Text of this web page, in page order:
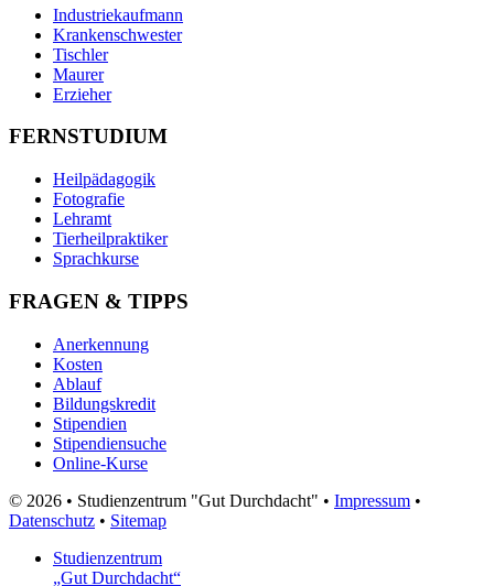
Industriekaufmann
Krankenschwester
Tischler
Maurer
Erzieher
FERNSTUDIUM
Heilpädagogik
Fotografie
Lehramt
Tierheilpraktiker
Sprachkurse
FRAGEN & TIPPS
Anerkennung
Kosten
Ablauf
Bildungskredit
Stipendien
Stipendiensuche
Online-Kurse
© 2026 • Studienzentrum "Gut Durchdacht" • Impressum •
Datenschutz • Sitemap
Studienzentrum
„Gut Durchdacht“